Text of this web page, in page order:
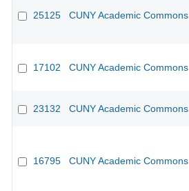
25125 CUNY Academic Commons
17102 CUNY Academic Commons
23132 CUNY Academic Commons
16795 CUNY Academic Commons